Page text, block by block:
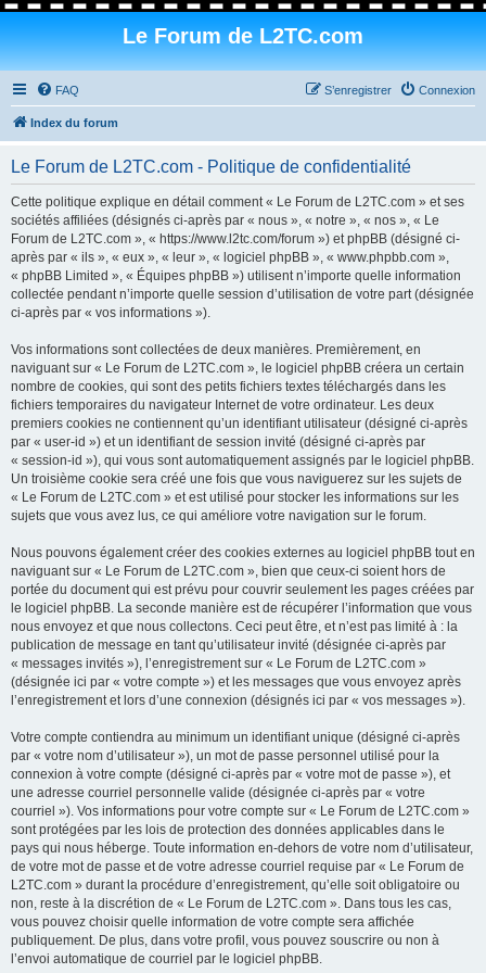
Le Forum de L2TC.com
FAQ Connexion
S’enregistrer
Index du forum
Le Forum de L2TC.com - Politique de confidentialité
Cette politique explique en détail comment « Le Forum de L2TC.com » et ses
sociétés affiliées (désignés ci-après par « nous », « notre », « nos », « Le
Forum de L2TC.com », « https://www.l2tc.com/forum ») et phpBB (désigné ci-
après par « ils », « eux », « leur », « logiciel phpBB », « www.phpbb.com »,
« phpBB Limited », « Équipes phpBB ») utilisent n’importe quelle information
collectée pendant n’importe quelle session d’utilisation de votre part (désignée
ci-après par « vos informations »).
Vos informations sont collectées de deux manières. Premièrement, en
naviguant sur « Le Forum de L2TC.com », le logiciel phpBB créera un certain
nombre de cookies, qui sont des petits fichiers textes téléchargés dans les
fichiers temporaires du navigateur Internet de votre ordinateur. Les deux
premiers cookies ne contiennent qu’un identifiant utilisateur (désigné ci-après
par « user-id ») et un identifiant de session invité (désigné ci-après par
« session-id »), qui vous sont automatiquement assignés par le logiciel phpBB.
Un troisième cookie sera créé une fois que vous naviguerez sur les sujets de
« Le Forum de L2TC.com » et est utilisé pour stocker les informations sur les
sujets que vous avez lus, ce qui améliore votre navigation sur le forum.
Nous pouvons également créer des cookies externes au logiciel phpBB tout en
naviguant sur « Le Forum de L2TC.com », bien que ceux-ci soient hors de
portée du document qui est prévu pour couvrir seulement les pages créées par
le logiciel phpBB. La seconde manière est de récupérer l’information que vous
nous envoyez et que nous collectons. Ceci peut être, et n’est pas limité à : la
publication de message en tant qu’utilisateur invité (désignée ci-après par
« messages invités »), l’enregistrement sur « Le Forum de L2TC.com »
(désignée ici par « votre compte ») et les messages que vous envoyez après
l’enregistrement et lors d’une connexion (désignés ici par « vos messages »).
Votre compte contiendra au minimum un identifiant unique (désigné ci-après
par « votre nom d’utilisateur »), un mot de passe personnel utilisé pour la
connexion à votre compte (désigné ci-après par « votre mot de passe »), et
une adresse courriel personnelle valide (désignée ci-après par « votre
courriel »). Vos informations pour votre compte sur « Le Forum de L2TC.com »
sont protégées par les lois de protection des données applicables dans le
pays qui nous héberge. Toute information en-dehors de votre nom d’utilisateur,
de votre mot de passe et de votre adresse courriel requise par « Le Forum de
L2TC.com » durant la procédure d’enregistrement, qu’elle soit obligatoire ou
non, reste à la discrétion de « Le Forum de L2TC.com ». Dans tous les cas,
vous pouvez choisir quelle information de votre compte sera affichée
publiquement. De plus, dans votre profil, vous pouvez souscrire ou non à
l’envoi automatique de courriel par le logiciel phpBB.